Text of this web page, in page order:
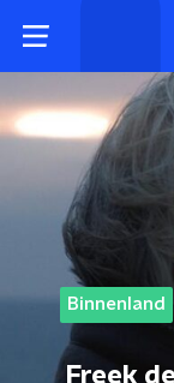
Binnenland
Freek